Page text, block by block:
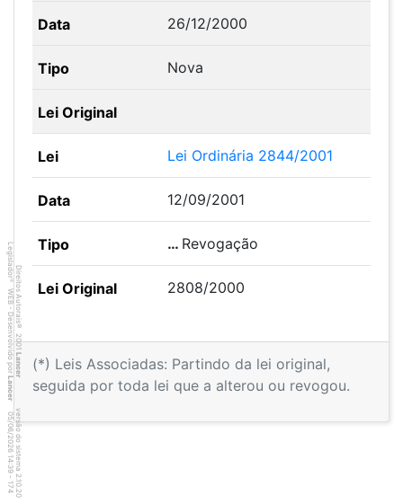
26/12/2000
Nova
Lei Ordinária 2844/2001
12/09/2001
… Revogação
2808/2000
(*) Leis Associadas: Partindo da lei original,
seguida por toda lei que a alterou ou revogou.
Direitos Autorais
©
2001
Lancer
Legislador
®
WEB - Desenvolvido por
Lancer
versão do sistema 2.10.20
1
7
4
-
4
:3
9
0
5
/
0
6
/
2
0
2
6